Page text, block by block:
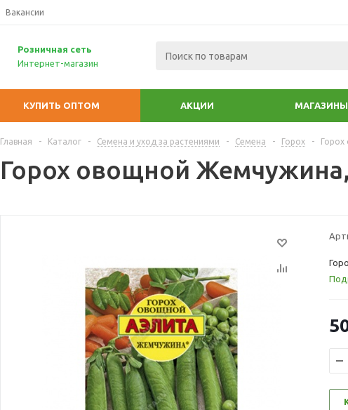
Вакансии
Розничная сеть
Интернет-магазин
КУПИТЬ ОПТОМ АКЦИИ МАГАЗИНЫ
Главная - Каталог - Семена и уход за растениями - Семена - Горох -
Горох овощной Жемчужина,